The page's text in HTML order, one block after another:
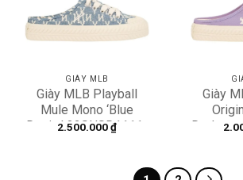
Add to
wishlist
GIÀY MLB
Giày MLB Playball
Mule Mono ‘Blue
Denim’ 32SHSD1111-
2.500.000₫
Giày
Dodgers